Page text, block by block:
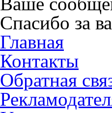
Спасибо за
Главная
Контакты
Обратная